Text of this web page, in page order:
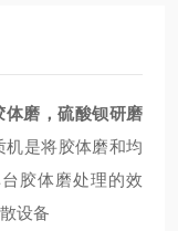
体磨，硫酸钡研磨
机是将胶体磨和均
胶体磨处理的效
设备